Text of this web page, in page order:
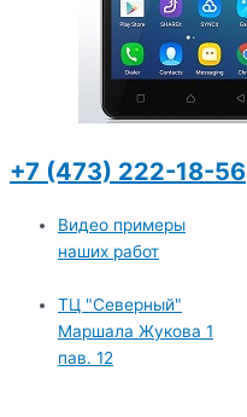
+7 (473) 222-18-56
Видео примеры
наших работ
ТЦ "Северный"
Маршала Жукова 1
пав. 12